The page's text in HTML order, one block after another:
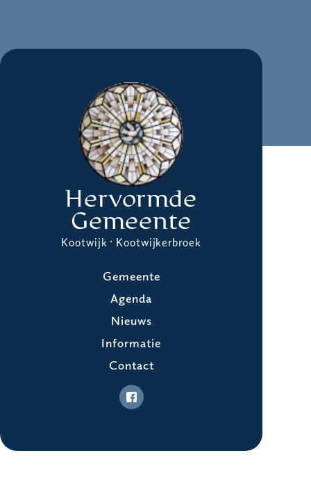
Hervormde
Gemeente
Kootwijk · Kootwijkerbroek
Gemeente
Agenda
Nieuws
Informatie
Contact